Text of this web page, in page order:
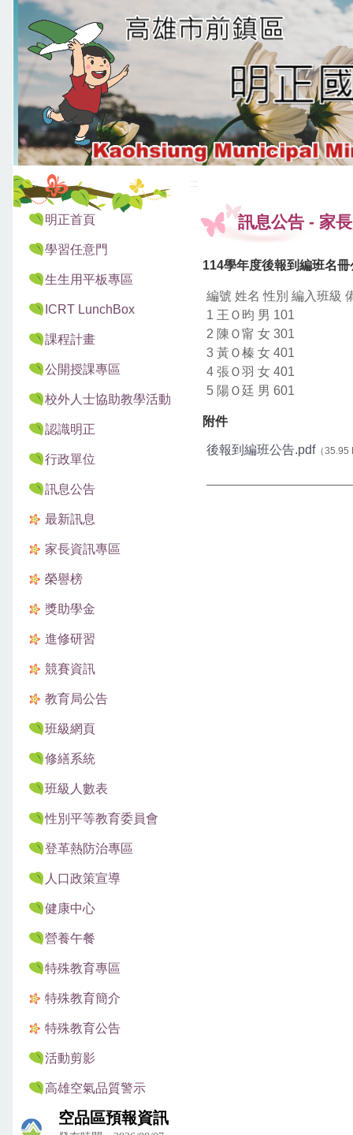
:::
明正首頁
學習任意門
生生用平板專區
ICRT LunchBox
課程計畫
公開授課專區
校外人士協助教學活動
認識明正
行政單位
訊息公告
最新訊息
家長資訊專區
榮譽榜
獎助學金
進修研習
競賽資訊
教育局公告
班級網頁
修繕系統
班級人數表
性別平等教育委員會
登革熱防治專區
人口政策宣導
健康中心
營養午餐
特殊教育專區
特殊教育簡介
特殊教育公告
活動剪影
高雄空氣品質警示
:::
訊息公告 - 家
114學年度後報到編班名冊
編號 姓名 性別 編入班級
1 王Ｏ昀 男 101
2 陳Ｏ甯 女 301
3 黃Ｏ榛 女 401
4 張Ｏ羽 女 401
5 陽Ｏ廷 男 601
附件
後報到編班公告.pdf（35.95